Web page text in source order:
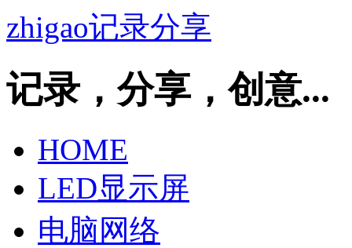
zhigao记录分享
记录，分享，创意...
HOME
LED显示屏
电脑网络